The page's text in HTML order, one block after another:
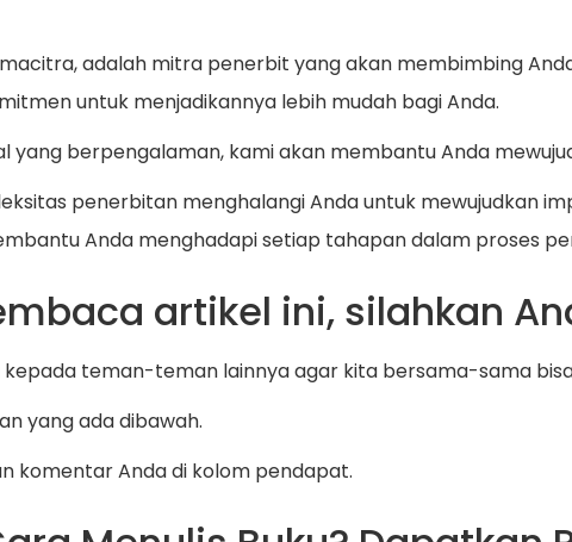
adalah mitra penerbit yang akan membimbing
untuk menjadikannya lebih mudah bagi Anda.
yang berpengalaman, kami akan membantu Anda
penerbitan menghalangi Anda untuk mewujudkan
Anda menghadapi setiap tahapan dalam proses
artikel ini, silahkan
kepada teman-teman lainnya agar kita bersama-sama
yang ada dibawah.
komentar Anda di kolom pendapat.